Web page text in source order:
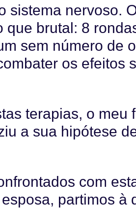
sistema nervoso.
que brutal: 8
sem número de
os efeitos
terapias, o meu
a sua hipótese
com
partimos à